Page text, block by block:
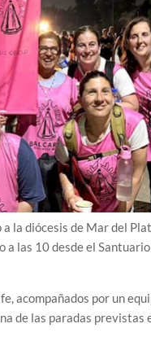
la diócesis de Mar del
las 10 desde el
acompañados por un
de las paradas previstas